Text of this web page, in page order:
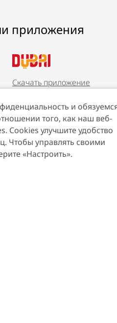
и
того, как наш веб-
Cookies улучшите удобство
Чтобы управлять своими
«Настроить».
приложения
Скачать приложение